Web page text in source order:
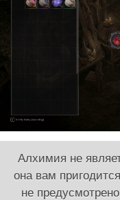
Алхимия не
она вам
не